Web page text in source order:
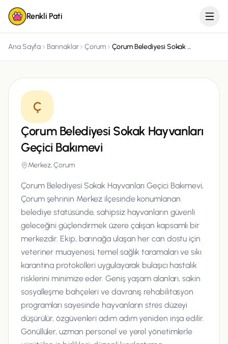
Renkli Pati
Ana Sayfa Barınaklar Çorum Çorum Belediyesi Sokak Hayvanları Geçici Bakımevi
Ç
Çorum Belediyesi Sokak Hayvanları
Geçici Bakımevi
Merkez, Çorum
Çorum Belediyesi Sokak Hayvanları Geçici Bakımevi,
Çorum şehrinin Merkez ilçesinde konumlanan
belediye statüsünde, sahipsiz hayvanların güvenli
geleceğini güçlendirmek üzere çalışan kapsamlı bir
merkezdir. Ekip, barınağa ulaşan her can dostu için
veteriner muayenesi, temel sağlık taramaları ve sıkı
karantina protokolleri uygulayarak bulaşıcı hastalık
risklerini minimize eder. Geniş yaşam alanları, sakin
sosyalleşme bahçeleri ve davranış rehabilitasyon
programları sayesinde hayvanların stres düzeyi
düşürülür, özgüvenleri adım adım yeniden inşa edilir.
Gönüllüler, uzman personel ve yerel yönetimlerle